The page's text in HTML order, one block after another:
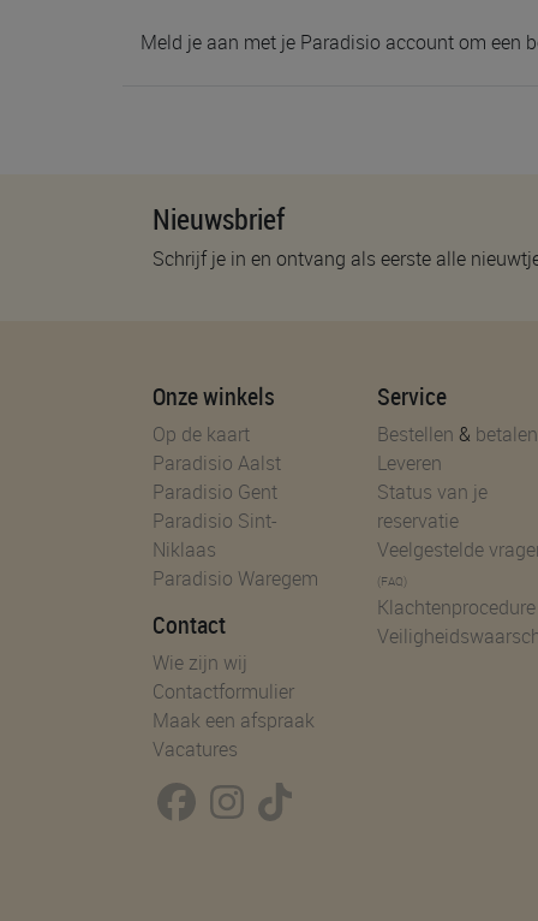
Meld je aan met je Paradisio account om een
Nieuwsbrief
Schrijf je in en ontvang als eerste alle
Onze winkels
Op de kaart
Paradisio Aalst
Paradisio Gent
Paradisio Sint-
Niklaas
Paradisio Waregem
Contact
Wie zijn wij
Contactformulier
Maak een afspraak
Vacatures
Service
Bestellen & betalen
Leveren
Status van je
reservatie
Veelgestelde
(FAQ)
Klachtenprocedure